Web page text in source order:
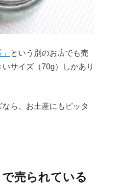
という別のお店でも売
サイズ（70g）しかあり
ら、お土産にもピッタ
売られている